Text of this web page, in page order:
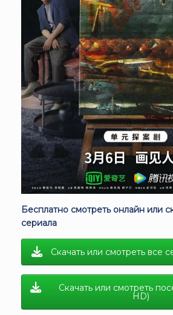
Бесплатно смотреть онлайн или
сериала
Скачать или смотреть все
Скачать или смотреть
HD)